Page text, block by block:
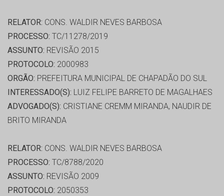
RELATOR: CONS. WALDIR NEVES BARBOSA
PROCESSO: TC/11278/2019
ASSUNTO: REVISÃO 2015
PROTOCOLO: 2000983
ORGÃO: PREFEITURA MUNICIPAL DE CHAPADÃO DO SUL
INTERESSADO(S): LUIZ FELIPE BARRETO DE MAGALHAES
ADVOGADO(S): CRISTIANE CREMM MIRANDA, NAUDIR DE
BRITO MIRANDA
RELATOR: CONS. WALDIR NEVES BARBOSA
PROCESSO: TC/8788/2020
ASSUNTO: REVISÃO 2009
PROTOCOLO: 2050353